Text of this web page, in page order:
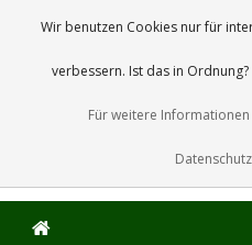
Wir benutzen Cookies nur für
verbessern. Ist das in Ordnung?
Für weitere